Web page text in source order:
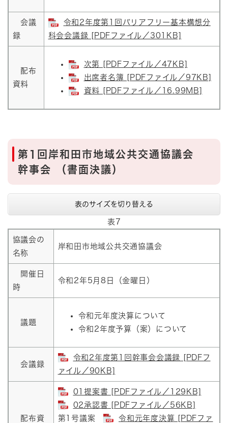
会議
録
令和2年度第1回バリアフリー基本構想分
科会会議録 [PDFファイル／301KB]
配布
資料
次第 [PDFファイル／47KB]
出席者名簿 [PDFファイル／97KB]
資料 [PDFファイル／16.99MB]
第1回岸和田市地域公共交通協議会
幹事会 （書面決議）
表のサイズを切り替える
表7
協議会の
名称
岸和田市地域公共交通協議会
開催日
時
令和2年5月8日（金曜日）
議題
令和元年度決算について
令和2年度予算（案）について
会議録
令和2年度第1回幹事会会議録 [PDFフ
ァイル／90KB]
配布資
01提案書 [PDFファイル／129KB]
02承認書 [PDFファイル／56KB]
第1号議案
令和元年度決算 [PDFファ